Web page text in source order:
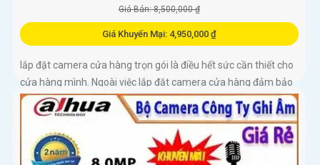
Giá Bán: 8,500,000 ₫
Giá Khuyến Mại: 4,950,000 ₫
lắp đặt camera cửa hàng trọn gói là điều hết sức cần thiết cho
cửa hàng mình. Ngoài việc lắp đặt camera cửa hàng đảm bảo
an ninh và tài sản thì lợi ích của camera quan sát còn đáp ứng
nhu cầu bảo vệ con người